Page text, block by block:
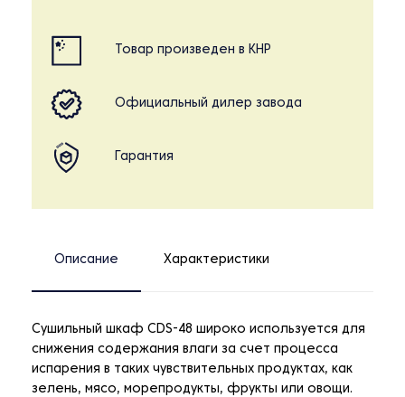
Товар произведен в КНР
Официальный дилер завода
Гарантия
Описание Характеристики
Сушильный шкаф CDS-48 широко используется для
снижения содержания влаги за счет процесса
испарения в таких чувствительных продуктах, как
зелень, мясо, морепродукты, фрукты или овощи.